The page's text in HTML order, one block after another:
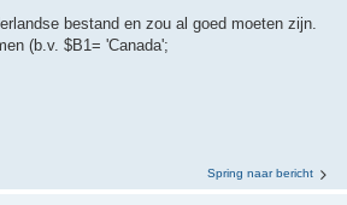
bestand en zou al goed moeten zijn.
(b.v. $B1= 'Canada';
Spring naar bericht